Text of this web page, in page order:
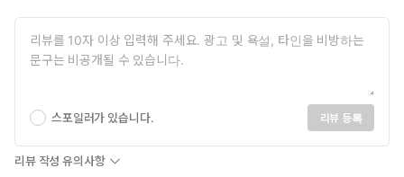
스포일러가 있습니다. 리뷰 등록
리뷰 작성 유의사항